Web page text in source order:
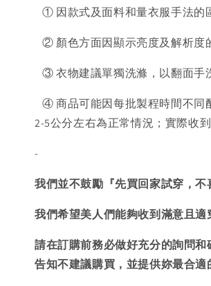
① 因款式及面料和量衣服手法的
② 顏色方面因顯示亮度及解析度
③ 衣物建議單獨洗滌，以翻面手
④ 商品可能因每批製程時間不同
2-5公分左右為正常情況；實際收
-
我們並不鼓勵『先買回家試穿，
我們希望美人們能夠收到滿意且
請在訂購前務必做好充分的詢問和
告知不建議購買， 並提供妳最合適